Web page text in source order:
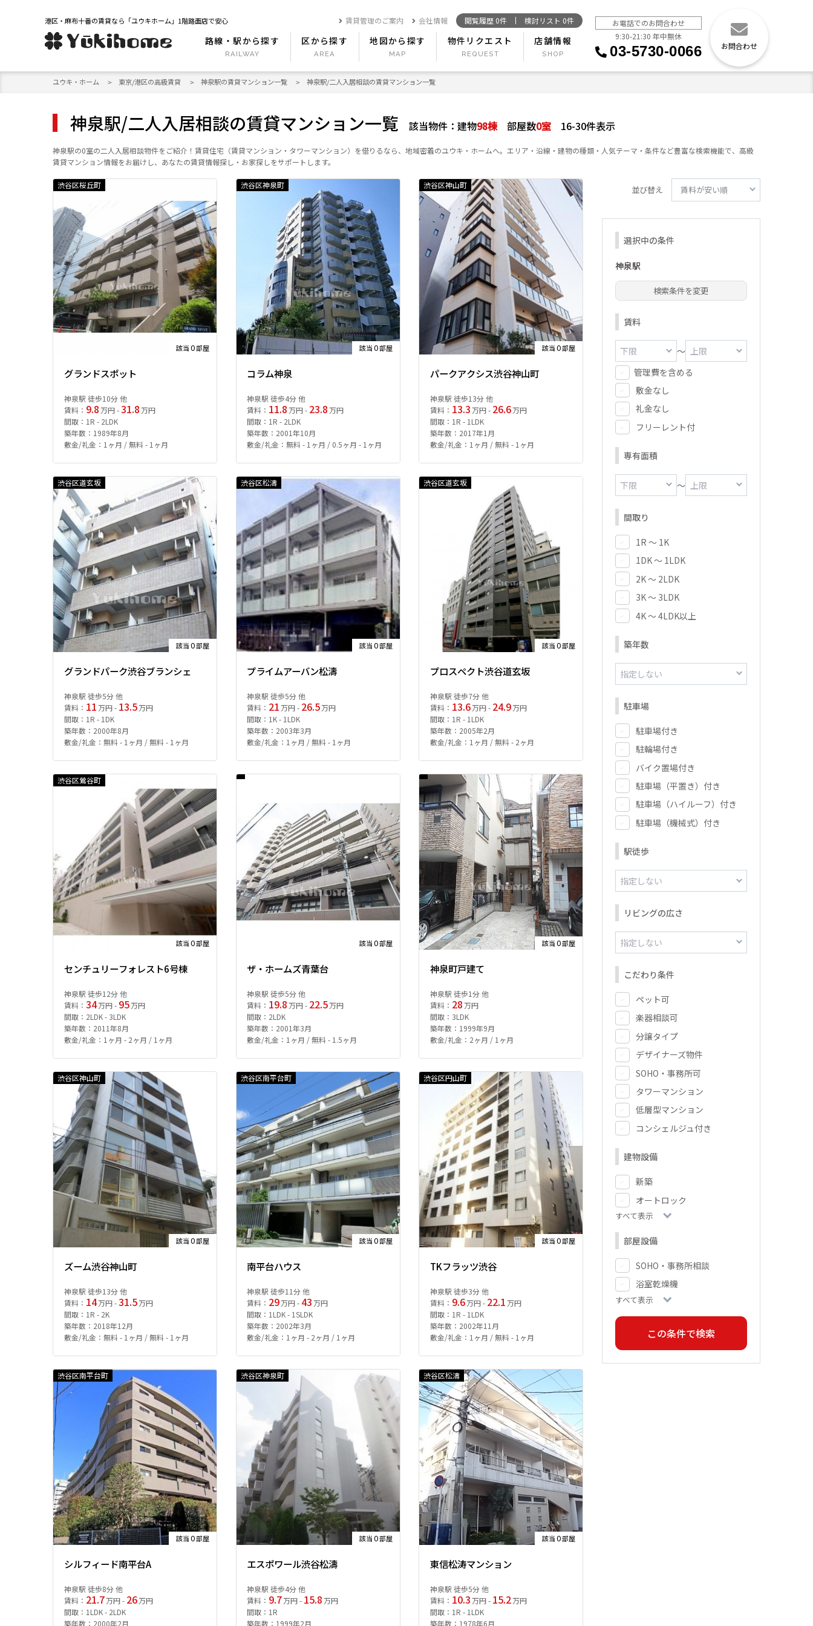
港区・麻布十番の賃貸なら「ユウキホーム」1階路面店で安心 賃貸管理のご案内 会社情報 閲覧履歴 0件 検討リスト 0件
路線・駅から探す 区から探す 地図から探す 物件リクエスト 店舗情報
お電話でのお問合わせ
9:30-21:30 年中無休
03-5730-0066 お問合わせ
ユウキ・ホーム 東京/港区の高級賃貸 神泉駅の賃貸マンション一覧 神泉駅/二人入居相談の賃貸マンション一覧
神泉駅/二人入居相談の賃貸マンション一覧 該当物件： 建物98棟部屋数0室 16-30件表示
神泉駅の0室の二人入居相談物件をご紹介！賃貸住宅（賃貸マンション・タワーマンション）を借りるなら、地域密着のユウキ・ホームへ。エリア・沿線・建物の種類・人気テーマ・条件など豊富な検索機能で、高級
賃貸マンション情報をお届けし、あなたの賃貸情報探し・お家探しをサポートします。
渋谷区桜丘町
該当0部屋
グランドスポット
神泉駅 徒歩10分 他
賃料： 9.8 万円 -31.8 万円
間取：1R - 2LDK
築年数：1989年8月
敷金/礼金：1ヶ月 / 無料 - 1ヶ月
渋谷区神泉町
該当0部屋
コラム神泉
神泉駅 徒歩4分 他
賃料： 11.8 万円 - 23.8 万円
間取：1R - 2LDK
築年数：2001年10月
敷金/礼金：無料 - 1ヶ月 / 0.5ヶ月 - 1ヶ月
渋谷区神山町
該当 0部屋
パークアクシス渋谷神山町
神泉駅 徒歩13分 他
賃料： 13.3 万円 - 26.6万円
間取：1R - 1LDK
築年数：2017年1月
敷金/礼金：1ヶ月 / 無料 - 1ヶ月
渋谷区道玄坂
該当0部屋
グランドパーク渋谷ブランシェ
神泉駅 徒歩5分 他
賃料： 11 万円 - 13.5 万円
間取：1R - 1DK
築年数：2000年8月
敷金/礼金：無料 - 1ヶ月 / 無料 - 1ヶ月
渋谷区松濤
該当0部屋
プライムアーバン松濤
神泉駅 徒歩5分 他
賃料： 21 万円 - 26.5万円
間取：1K - 1LDK
築年数：2003年3月
敷金/礼金：1ヶ月 / 無料 - 1ヶ月
渋谷区道玄坂
該当 0部屋
プロスペクト渋谷道玄坂
神泉駅 徒歩7分 他
賃料： 13.6万円 - 24.9万円
間取：1R - 1LDK
築年数：2005年2月
敷金/礼金：1ヶ月 / 無料 - 2ヶ月
渋谷区鶯谷町
該当0部屋
センチュリーフォレスト6号棟
神泉駅 徒歩12分 他
賃料： 34 万円 - 95 万円
間取：2LDK - 3LDK
築年数：2011年8月
敷金/礼金：1ヶ月 - 2ヶ月 / 1ヶ月
該当0部屋
ザ・ホームズ青葉台
神泉駅 徒歩5分 他
賃料： 19.8 万円 - 22.5万円
間取：2LDK
築年数：2001年3月
敷金/礼金：1ヶ月 / 無料 - 1.5ヶ月
該当 0部屋
神泉町戸建て
神泉駅 徒歩1分 他
賃料： 28 万円
間取：3LDK
築年数：1999年9月
敷金/礼金：2ヶ月 / 1ヶ月
渋谷区神山町
該当0部屋
ズーム渋谷神山町
神泉駅 徒歩13分 他
賃料： 14 万円 -31.5 万円
間取：1R - 2K
築年数：2018年12月
敷金/礼金：無料 - 1ヶ月 / 無料 - 1ヶ月
渋谷区南平台町
該当0部屋
南平台ハウス
神泉駅 徒歩11分 他
賃料： 29万円 - 43 万円
間取：1LDK - 1SLDK
築年数：2002年3月
敷金/礼金：1ヶ月 - 2ヶ月 / 1ヶ月
渋谷区円山町
該当 0部屋
TKフラッツ渋谷
神泉駅 徒歩3分 他
賃料： 9.6万円 - 22.1 万円
間取：1R - 1LDK
築年数：2002年11月
敷金/礼金：1ヶ月 / 無料 - 1ヶ月
渋谷区南平台町
該当0部屋
シルフィード南平台A
神泉駅 徒歩8分 他
賃料： 21.7 万円 - 26 万円
間取：1LDK - 2LDK
築年数：2000年2月
渋谷区神泉町
該当0部屋
エスポワール渋谷松濤
神泉駅 徒歩4分 他
賃料： 9.7万円 - 15.8 万円
間取：1R
築年数：1999年2月
渋谷区松濤
該当 0部屋
東信松涛マンション
神泉駅 徒歩5分 他
賃料： 10.3 万円 - 15.2万円
間取：1R - 1LDK
築年数：1978年6月
並び替え
選択中の条件
神泉駅
検索条件を変更
賃料
～
管理費を含める
敷金なし
礼金なし
フリーレント付
専有面積
～
間取り
1R ～ 1K
1DK ～ 1LDK
2K ～ 2LDK
3K ～ 3LDK
4K ～ 4LDK以上
築年数
駐車場
駐車場付き
駐輪場付き
バイク置場付き
駐車場（平置き）付き
駐車場（ハイルーフ）付き
駐車場（機械式）付き
駅徒歩
リビングの広さ
こだわり条件
ペット可
楽器相談可
分譲タイプ
デザイナーズ物件
SOHO・事務所可
タワーマンション
低層型マンション
コンシェルジュ付き
建物設備
新築
オートロック
すべて表示
部屋設備
SOHO・事務所相談
浴室乾燥機
すべて表示